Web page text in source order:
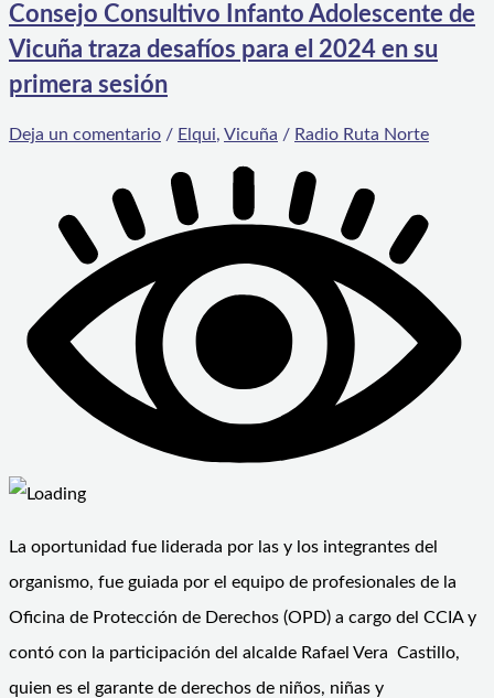
Consejo Consultivo Infanto Adolescente de
Vicuña traza desafíos para el 2024 en su
primera sesión
Deja un comentario / Elqui, Vicuña / Radio Ruta Norte
La oportunidad fue liderada por las y los integrantes del
organismo, fue guiada por el equipo de profesionales de la
Oficina de Protección de Derechos (OPD) a cargo del CCIA y
contó con la participación del alcalde Rafael Vera Castillo,
quien es el garante de derechos de niños, niñas y